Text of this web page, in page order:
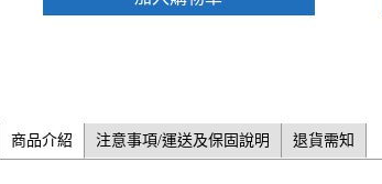
商品介紹 注意事項/運送及保固說明 退貨需知